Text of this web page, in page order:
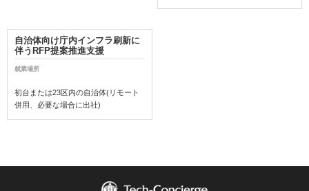
自治体向け庁内インフラ刷新に
伴うRFP提案推進支援
就業場所
初台または23区内の自治体(リモート
併用、必要な場合に出社)